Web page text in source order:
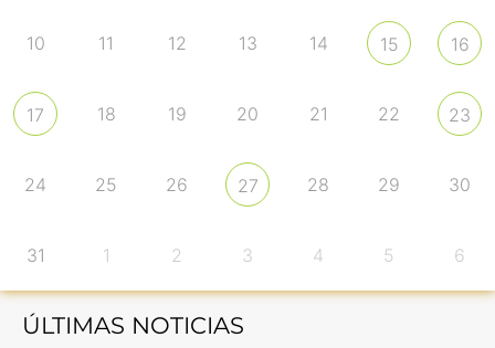
10 11 12 13 14 15 16
17 18 19 20 21 22 23
24 25 26 27 28 29 30
31 1 2 3 4 5 6
ÚLTIMAS NOTICIAS